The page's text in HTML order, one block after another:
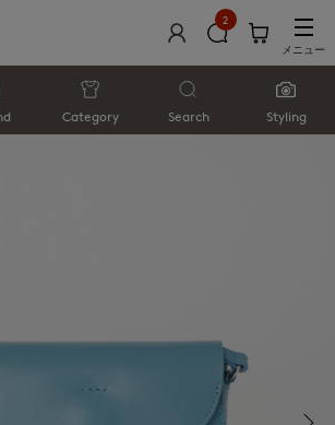
2
メニュー
Category Search Styling